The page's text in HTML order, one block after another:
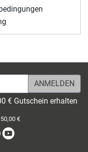
€ Gutschein erhalten
€
Pinterest